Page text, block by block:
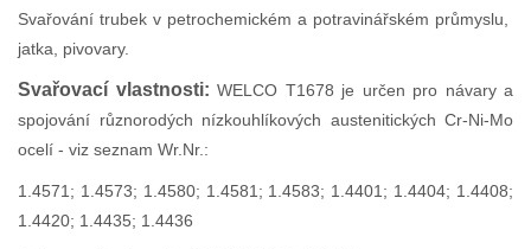
Svařování trubek v petrochemickém a potravinářském průmyslu,
jatka, pivovary.
Svařovací vlastnosti: WELCO T1678 je určen pro návary a
spojování různorodých nízkouhlíkových austenitických Cr-Ni-Mo
ocelí - viz seznam Wr.Nr.:
1.4571; 1.4573; 1.4580; 1.4581; 1.4583; 1.4401; 1.4404; 1.4408;
1.4420; 1.4435; 1.4436